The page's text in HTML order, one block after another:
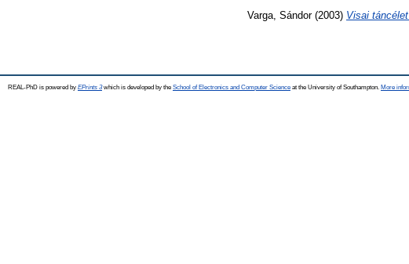
Varga, Sándor(2003) Visai
REAL-PhD is powered by EPrints 3which is developed by the School of Electronics and Computer Science at the University of Southampton. More